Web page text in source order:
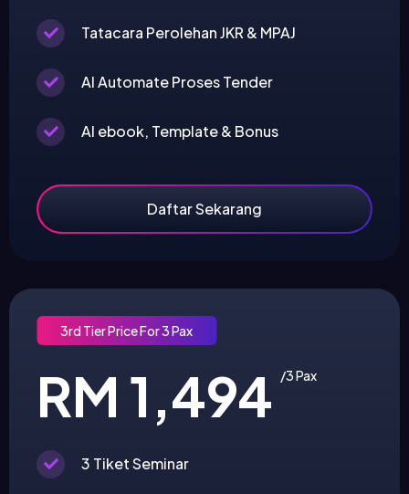
Tatacara Perolehan JKR & MPAJ
AI Automate Proses Tender
AI ebook, Template & Bonus
Daftar Sekarang
3rd Tier Price For 3 Pax
RM 1,494 /3 Pax
3 Tiket Seminar